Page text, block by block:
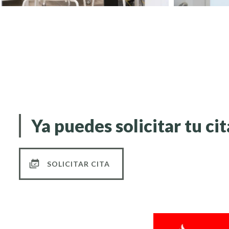
Ya puedes solicitar tu
SOLICITAR CITA